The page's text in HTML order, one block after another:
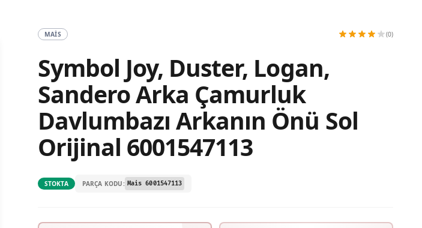
MAIS (0)
Symbol Joy, Duster, Logan,
Sandero Arka Çamurluk
Davlumbazı Arkanın Önü Sol
Orijinal 6001547113
STOKTA PARÇA KODU: Mais 6001547113